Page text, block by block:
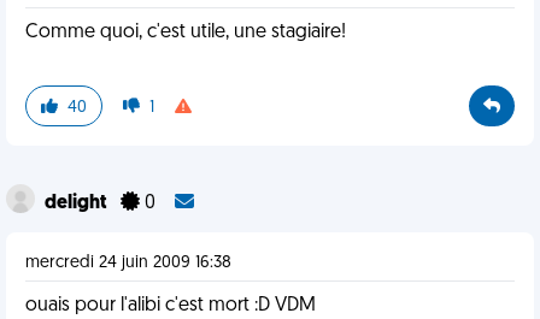
Comme quoi, c'est utile, une stagiaire!
40 1
delight 0
mercredi 24 juin 2009 16:38
ouais pour l'alibi c'est mort :D VDM